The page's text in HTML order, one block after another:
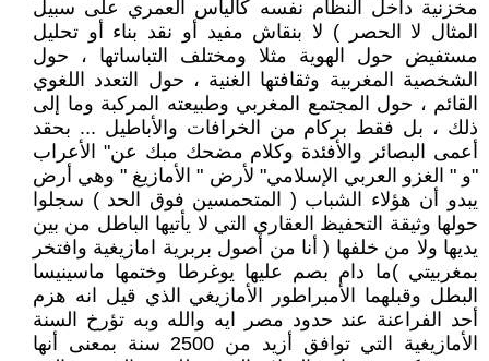
مخزنية داخل النظام نفسه كالياس العمري على سبيل
المثال لا الحصر ) لا بنقاش مفيد أو نقد بناء أو تحليل
مستفيض حول الهوية مثلا ومختلف التباساتها ، حول
الشخصية المغربية وثقافتها الغنية ، حول التعدد اللغوي
القائم ، حول المجتمع المغربي وطبيعته المركبة وما إلى
ذلك ، بل فقط بركام من الخرافات والأباطيل ... بحقد
أعمى البصائر والأفئدة وكلام مضحك مبك عن" الأعراب
"و " الغزو العربي الإسلامي" لأرض " الأمازيغ " وهي أرض
يبدو أن هؤلاء الشباب ( المتحمسين فوق الحد ) سجلوا
حولها وثيقة التحفيظ العقاري التي لا يأتيها الباطل من بين
يديها ولا من خلفها ( أنا من أصول بربرية امازيغية وافتخر
بمغربيتي )ما دام بصم عليها يوغرطا وختمها ماسينيسا
البطل وقبلهما الأمبراطور الأمازيغي الذي قيل انه هزم
أحد الفراعنة عند حدود مصر ايه والله وبه تؤرخ السنة
الأمازيغية التي توافق أزيد من 2500 سنة بمعنى أنها